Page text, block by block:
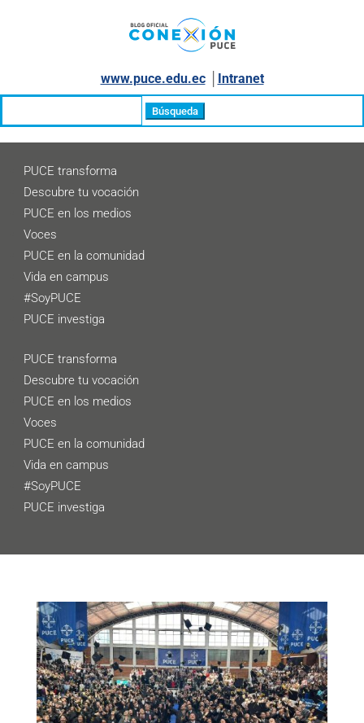
www.puce.edu.ec│ Intranet
PUCE transforma
Descubre tu vocación
PUCE en los medios
Voces
PUCE en la comunidad
Vida en campus
#SoyPUCE
PUCE investiga
PUCE transforma
Descubre tu vocación
PUCE en los medios
Voces
PUCE en la comunidad
Vida en campus
#SoyPUCE
PUCE investiga